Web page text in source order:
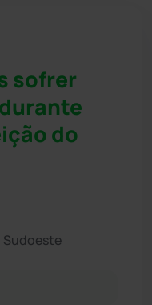
sofrer
do
Sudoeste